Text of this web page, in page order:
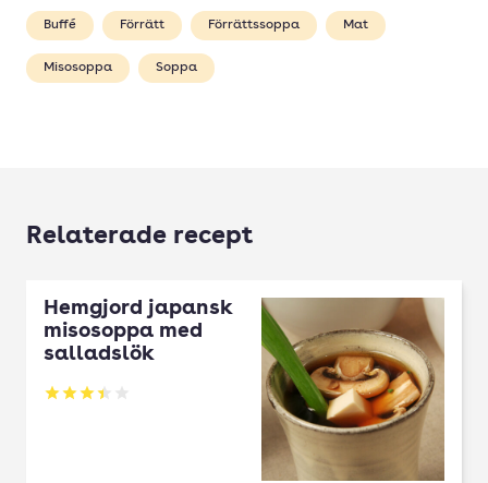
Buffé Förrätt Förrättssoppa Mat
Misosoppa Soppa
Relaterade recept
Hemgjord japansk
misosoppa med
salladslök
Betyg: 3.39 av 5